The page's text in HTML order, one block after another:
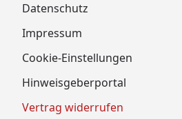
Datenschutz
Impressum
Cookie-Einstellungen
Hinweisgeberportal
Vertrag widerrufen